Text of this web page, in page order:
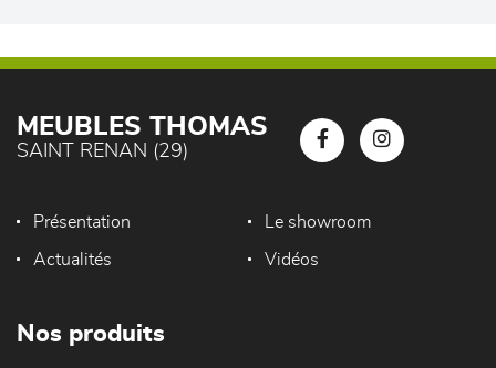
MEUBLES THOMAS
SAINT RENAN (29)
Présentation Le showroom
Actualités Vidéos
Nos produits